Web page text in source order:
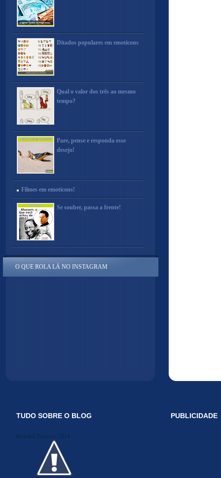
Ditados populares em emoticons
Qual o valor dos três ao mesmo
tempo?
Pare, pense e responda esse
desejo!
Filmes em emoticons!
Se souber, passa a frente!
O QUE ROLA LÁ NO INSTAGRAM
TUDO SOBRE O BLOG
Midiakit Danosse 2014
PUBLICIDADE